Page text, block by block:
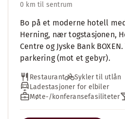
0 km til sentrum
Bo på et moderne hotell
Herning, nær togstasjonen,
Centre og Jyske Bank
parkering (mot et gebyr).
Restaurant
Sykler til utlån
Ladestasjoner for elbiler
Møte-/konferansefasiliteter